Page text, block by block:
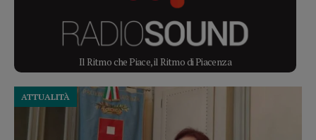
Il Ritmo che Piace, il Ritmo di Piacenza
ATTUALITÀ